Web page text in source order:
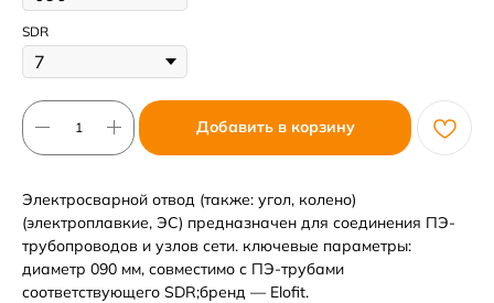
SDR
Добавить в корзину
Электросварной отвод (также: угол, колено)
(электроплавкие, ЭС) предназначен для соединения ПЭ-
трубопроводов и узлов сети. ключевые параметры:
диаметр 090 мм, совместимо с ПЭ-трубами
соответствующего SDR;бренд — Elofit.